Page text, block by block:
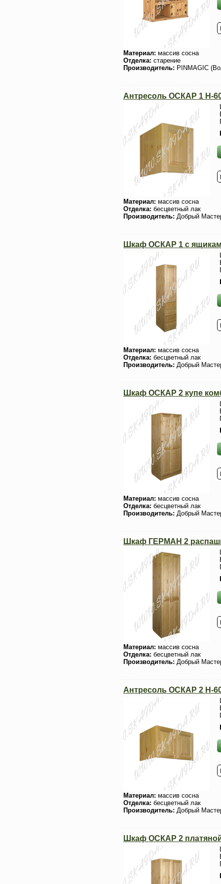
Материал: массив сосна
Отделка: старение
Производитель: PINMAGIC
Антресоль ОСКАР 1 H-
Материал: массив сосна
Отделка: бесцветный лак
Производитель: Добрый
Шкаф ОСКАР 1 с
Материал: массив сосна
Отделка: бесцветный лак
Производитель: Добрый
Шкаф ОСКАР 2 купе
Материал: массив сосна
Отделка: бесцветный лак
Производитель: Добрый
Шкаф ГЕРМАН 2
Материал: массив сосна
Отделка: бесцветный лак
Производитель: Добрый
Антресоль ОСКАР 2 H-
Материал: массив сосна
Отделка: бесцветный лак
Производитель: Добрый
Шкаф ОСКАР 2